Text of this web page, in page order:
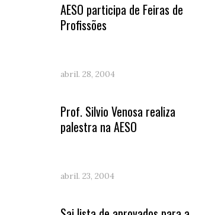
AESO participa de Feiras de
Profissões
abril. 28, 2004
Prof. Silvio Venosa realiza
palestra na AESO
abril. 23, 2004